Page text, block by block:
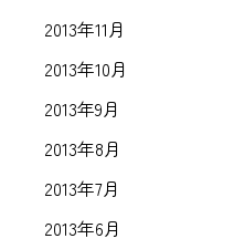
2013年11月
2013年10月
2013年9月
2013年8月
2013年7月
2013年6月